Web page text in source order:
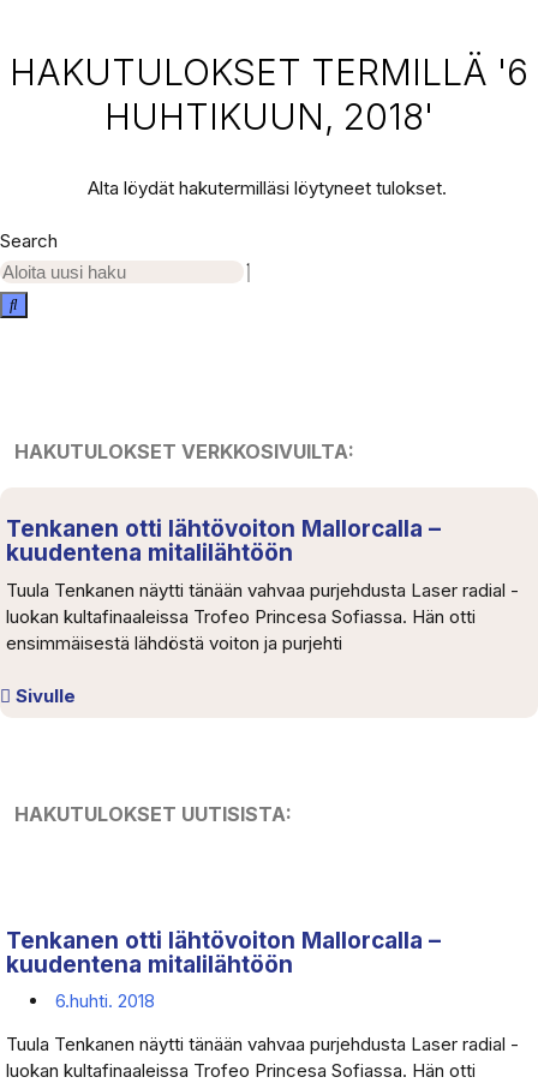
HAKUTULOKSET TERMILLÄ '6
HUHTIKUUN, 2018'
Alta löydät hakutermilläsi löytyneet tulokset.
Search
HAKUTULOKSET VERKKOSIVUILTA:
Tenkanen otti lähtövoiton Mallorcalla –
kuudentena mitalilähtöön
Tuula Tenkanen näytti tänään vahvaa purjehdusta Laser radial -
luokan kultafinaaleissa Trofeo Princesa Sofiassa. Hän otti
ensimmäisestä lähdöstä voiton ja purjehti
Sivulle
HAKUTULOKSET UUTISISTA:
Tenkanen otti lähtövoiton Mallorcalla –
kuudentena mitalilähtöön
6.huhti. 2018
Tuula Tenkanen näytti tänään vahvaa purjehdusta Laser radial -
luokan kultafinaaleissa Trofeo Princesa Sofiassa. Hän otti